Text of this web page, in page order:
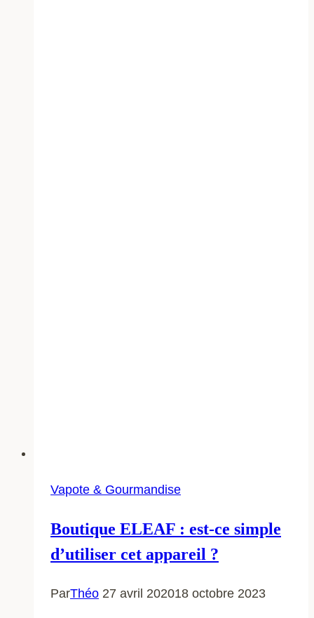
Vapote & Gourmandise
Boutique ELEAF : est-ce simple
d’utiliser cet appareil ?
ParThéo 27 avril 202018 octobre 2023